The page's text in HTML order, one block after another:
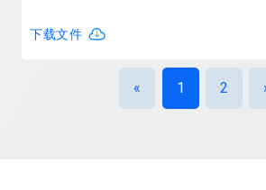
断增强媒介使用的理性意识。
下载文件
« 1 2